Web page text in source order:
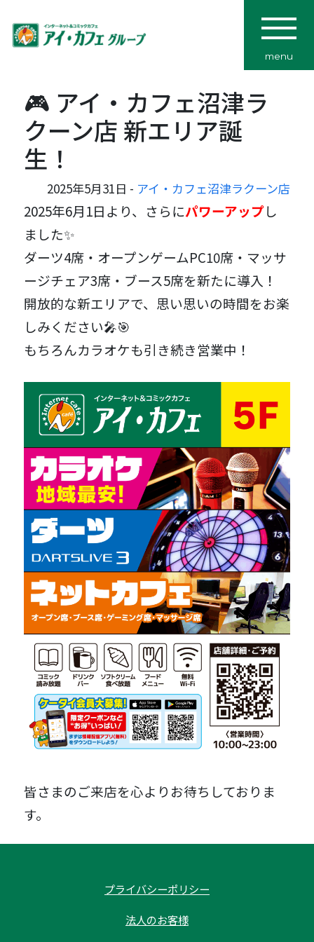
menu
🎮 アイ・カフェ沼津ラ
クーン店 新エリア誕
生！
2025年5月31日 - アイ・カフェ沼津ラクーン店
2025年6月1日より、さらにパワーアップし
ました✨
ダーツ4席・オープンゲームPC10席・マッサ
ージチェア3席・ブース5席を新たに導入！
開放的な新エリアで、思い思いの時間をお楽
しみください🎤🎯
もちろんカラオケも引き続き営業中！
皆さまのご来店を心よりお待ちしておりま
す。
プライバシーポリシー
法人のお客様